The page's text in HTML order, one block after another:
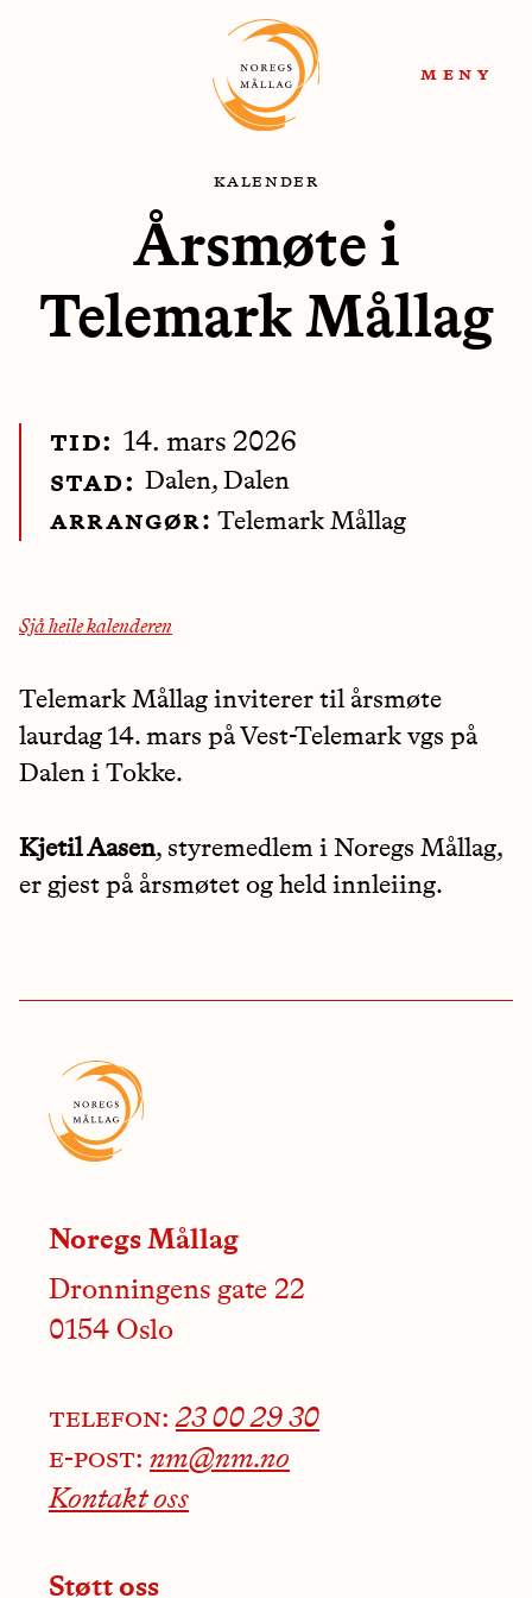
meny
kalender
Årsmøte i
Telemark Mållag
tid: 14. mars 2026
stad: Dalen, Dalen
arrangør: Telemark Mållag
Sjå heile kalenderen
Telemark Mållag inviterer til årsmøte
laurdag 14. mars på Vest-Telemark vgs på
Dalen i Tokke.
Kjetil Aasen, styremedlem i Noregs Mållag,
er gjest på årsmøtet og held innleiing.
Noregs Mållag
Dronningens gate 22
0154 Oslo
telefon:23 00 29 30
e-post: nm@nm.no
Kontakt oss
Støtt oss